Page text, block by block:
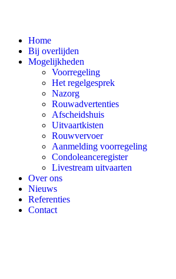
Home
Bij overlijden
Mogelijkheden
Voorregeling
Het regelgesprek
Nazorg
Rouwadvertenties
Afscheidshuis
Uitvaartkisten
Rouwvervoer
Aanmelding voorregeling
Condoleanceregister
Livestream uitvaarten
Over ons
Nieuws
Referenties
Contact